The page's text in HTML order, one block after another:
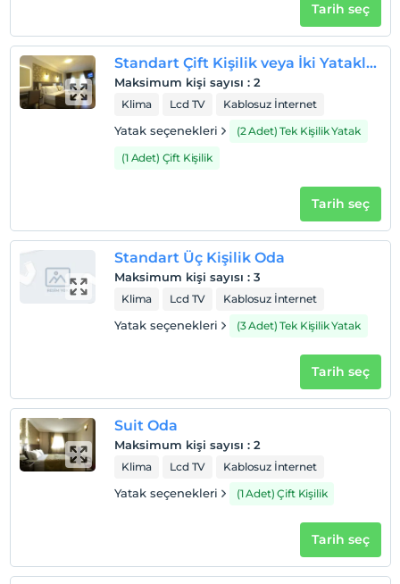
Tarih seç
Standart Çift Kişilik veya İki Yataklı Oda
Maksimum kişi sayısı : 2
Klima Lcd TV Kablosuz İnternet
Yatak seçenekleri
(2 Adet) Tek Kişilik Yatak
(1 Adet) Çift Kişilik
Tarih seç
Standart Üç Kişilik Oda
Maksimum kişi sayısı : 3
Klima Lcd TV Kablosuz İnternet
Yatak seçenekleri (3 Adet) Tek Kişilik Yatak
Tarih seç
Suit Oda
Maksimum kişi sayısı : 2
Klima Lcd TV Kablosuz İnternet
Yatak seçenekleri (1 Adet) Çift Kişilik
Tarih seç